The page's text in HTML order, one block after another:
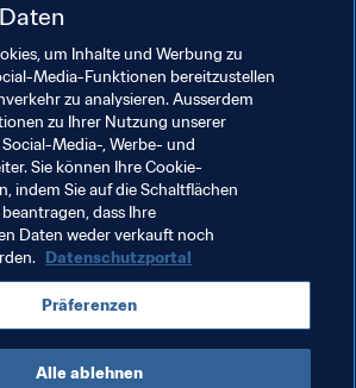
medizinischen FIFA-Zentrum
Centre for Brain Health. Suite
Mall, Vancouver, BC V6T 1Z3,
um Inhalte und Werbung zu
Media-Funktionen bereitzustellen
zu analysieren. Ausserdem
zu Ihrer Nutzung unserer
Media-, Werbe- und
Sie können Ihre Cookie-
indem Sie auf die Schaltflächen
dass Ihre
Daten weder verkauft noch
Datenschutzportal
Präferenzen
Alle ablehnen